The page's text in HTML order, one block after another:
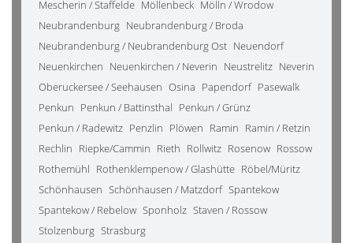
Mescherin / Staffelde Möllenbeck Mölln / Wrodow
Neubrandenburg Neubrandenburg / Broda
Neubrandenburg / Neubrandenburg Ost Neuendorf
Neuenkirchen Neuenkirchen / Neverin Neustrelitz Neverin
Oberuckersee / Seehausen Osina Papendorf Pasewalk
Penkun Penkun / Battinsthal Penkun / Grünz
Penkun / Radewitz Penzlin Plöwen Ramin Ramin / Retzin
Rechlin Riepke/Cammin Rieth Rollwitz Rosenow Rossow
Rothemühl Rothenklempenow / Glashütte Röbel/Müritz
Schönhausen Schönhausen / Matzdorf Spantekow
Spantekow / Rebelow Sponholz Staven / Rossow
Stolzenburg Strasburg